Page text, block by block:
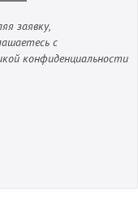
заявку,
с
конфиденциальности